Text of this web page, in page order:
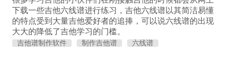
下载一些吉他六线谱进行练习，吉他六线谱以其简洁易懂
的特点受到大量吉他爱好者的追捧，可以说六线谱的出现
大大的降低了吉他学习的门槛。
吉他谱制作软件 制作吉他谱 六线谱